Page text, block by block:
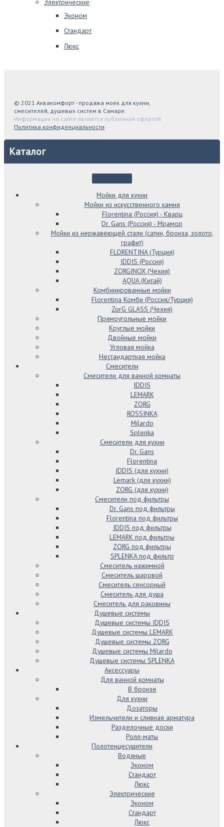
Электрические
Эконом
Стандарт
Люкс
© 2021 Аквакомфорт - продажа моек для кухни,
смесителей, душевых систем в Самаре.
Информация на сайте является публичной офертой
Политика конфиденциальности
Каталог
Мойки для кухни
Мойки из искусственного камня
Florentina (Россия) - Кварц
Dr. Gans (Россия) - Мрамор
Мойки из нержавеющей стали (сатин, бронза, золото,
графит)
FLORENTINA (Турция)
IDDIS (Россия)
ZORGINOX (Чехия)
AQUA (Китай)
Комбинированные мойки
Florentina Комби (Россия/Турция)
ZorG GLASS (Чехия)
Прямоугольные мойки
Круглые мойки
Двойные мойки
Угловая мойка
Нестандартная мойка
Смесители
Смесители для ванной комнаты
IDDIS
LEMARK
ZORG
ROSSINKA
Milardo
Splenka
Смесители для кухни
Dr. Gans
Florentina
IDDIS (для кухни)
Lemark (для кухни)
ZORG (для кухни)
Смесители под фильтры
Dr. Gans под фильтры
Florentina под фильтры
IDDIS под фильтры
LEMARK под фильтры
ZORG под фильтры
SPLENKA под фильтр
Смеситель нажимной
Смеситель шаровой
Смеситель сенсорный
Смеситель для душа
Смеситель для раковины
Душевые системы
Душевые системы IDDIS
Душевые системы LEMARK
Душевые системы ZORG
Душевые системы Milardo
Душевые системы SPLENKA
Аксессуары
Для ванной комнаты
В бронзе
Для кухни
Дозаторы
Измельчители и сливная арматура
Разделочные доски
Ролл-маты
Полотенцесушители
Водяные
Эконом
Стандарт
Люкс
Электрические
Эконом
Стандарт
Люкс